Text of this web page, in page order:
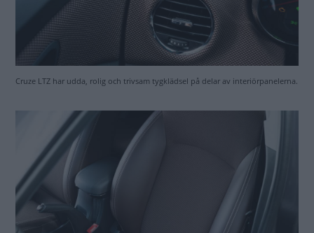
Cruze LTZ har udda, rolig och trivsam tygklädsel på delar av interiörpanelerna.